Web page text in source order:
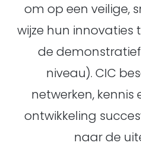
om op een veilige,
wijze hun innovaties
de
niveau). CIC
netwerken,
ontwikkeling
naar de